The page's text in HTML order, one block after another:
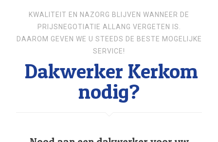
KWALITEIT EN NAZORG BLIJVEN WANNEER DE
PRIJSNEGOTIATIE ALLANG VERGETEN IS.
DAAROM GEVEN WE U STEEDS DE BESTE MOGELIJKE
SERVICE!
Dakwerker Kerkom
nodig?